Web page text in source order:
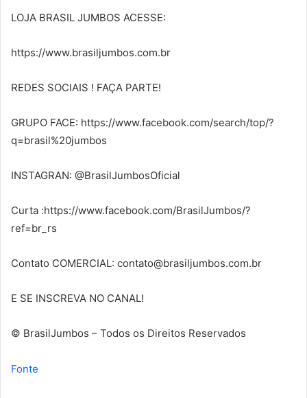
LOJA BRASIL JUMBOS ACESSE:
https://www.brasiljumbos.com.br
REDES SOCIAIS ! FAÇA PARTE!
GRUPO FACE: https://www.facebook.com/search/top/?
q=brasil%20jumbos
INSTAGRAN: @BrasilJumbosOficial
Curta :https://www.facebook.com/BrasilJumbos/?
ref=br_rs
Contato COMERCIAL: contato@brasiljumbos.com.br
E SE INSCREVA NO CANAL!
© BrasilJumbos – Todos os Direitos Reservados
Fonte